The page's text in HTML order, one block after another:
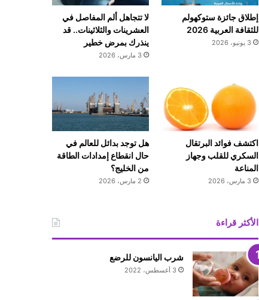
إطلاق جائزة ستوكهولم
للثقافة العربية 2026
3 يونيو، 2026
لا تتجاهل ألم المفاصل في
العشرينات والثلاثينات.. قد
ينذرك بمرض خطير
3 مارس، 2026
اكتشف فوائد البرتقال
السكري للقلب وجهاز
المناعة
3 مارس، 2026
هل توجد بدائل للعالم في
حال انقطاع إمدادات الطاقة
من الخليج؟
2 مارس، 2026
الأكثر قراءة
شرب اليانسون للرضع
3 أغسطس، 2022